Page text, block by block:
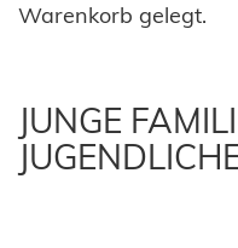
Warenkorb gelegt.
JUNGE